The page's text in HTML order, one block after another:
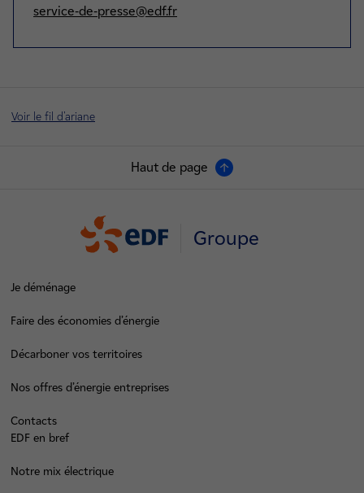
service-de-presse@edf.fr
Voir le fil d'ariane
Haut de page
Groupe
Je déménage
Faire des économies d’énergie
Décarboner vos territoires
Nos offres d’énergie entreprises
Contacts
EDF en bref
Notre mix électrique